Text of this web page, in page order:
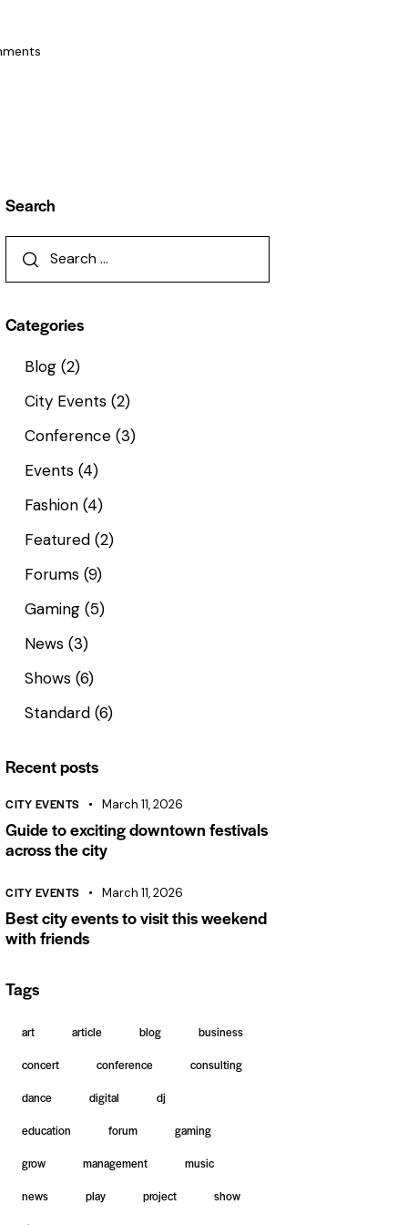
Search
Categories
Blog(2)
City Events(2)
Conference(3)
Events(4)
Fashion(4)
Featured(2)
Forums(9)
Gaming(5)
News(3)
Shows(6)
Standard(6)
Recent posts
CITY EVENTS March 11, 2026
Guide to exciting downtown festivals
across the city
CITY EVENTS March 11, 2026
Best city events to visit this weekend
with friends
Tags
art article blog
business
concert
conference
consulting
dance
digital
dj
education
forum
gaming
grow
management
music
news
play project
show